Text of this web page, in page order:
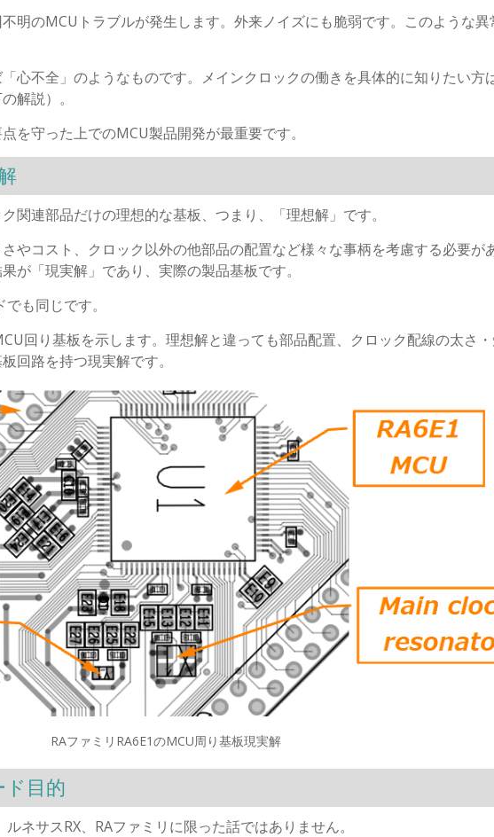
明のMCUトラブルが発生します。外来ノイズにも脆弱です。このような異
心不全」のようなものです。メインクロックの働きを具体的に知りたい方は
解説）。
を守った上でのMCU製品開発が最重要です。
関連部品だけの理想的な基板、つまり、「理想解」です。
やコスト、クロック以外の他部品の配置など様々な事柄を考慮する必要が
が「現実解」であり、実際の製品基板です。
も同じです。
回り基板を示します。理想解と違っても部品配置、クロック配線の太さ・
回路を持つ現実解です。
RAファミリRA6E1のMCU周り基板現実解
目的
ネサスRX、RAファミリに限った話ではありません。